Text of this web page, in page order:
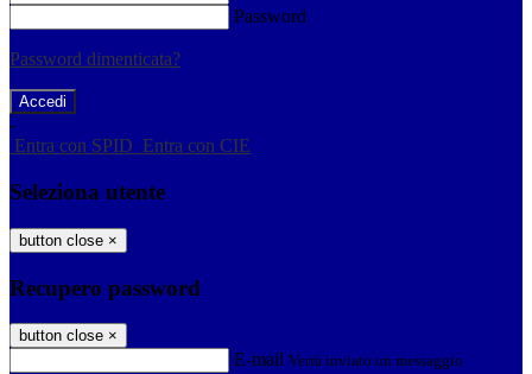
Password
Password dimenticata?
-
Entra con SPID Entra con CIE
Seleziona utente
button close ×
Recupero password
button close ×
E-mail Verrà inviato un messaggio